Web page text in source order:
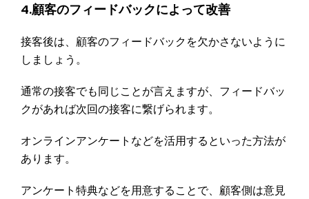
4.顧客のフィードバックによって改善
接客後は、顧客のフィードバックを欠かさないように
しましょう。
通常の接客でも同じことが言えますが、フィードバッ
クがあれば次回の接客に繋げられます。
オンラインアンケートなどを活用するといった方法が
あります。
アンケート特典などを用意することで、顧客側は意見